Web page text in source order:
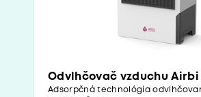
Odvlhčovač vzduchu Airbi
Adsorpčná technológia